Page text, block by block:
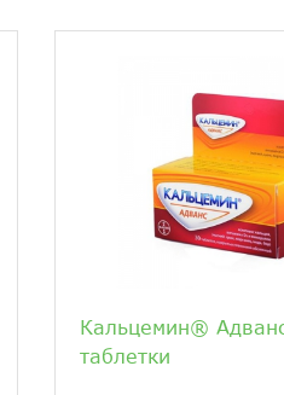
Кальцемин®
таблетки